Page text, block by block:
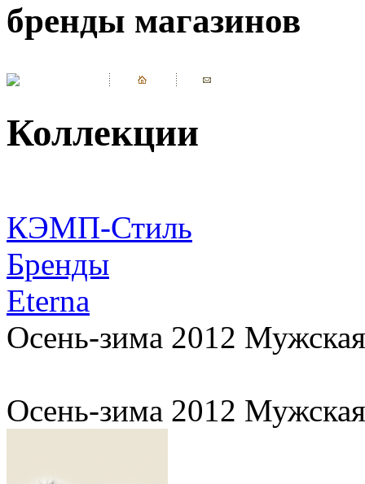
бренды магазинов
Коллекции
КЭМП-Стиль
Бренды
Eterna
Осень-зима 2012
Осень-зима 2012